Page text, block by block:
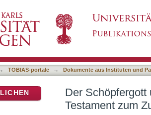
von Schöpfung und Heil
TOBIAS-portale → Dokumente aus Instituten und
Der Schöpfergott
Testament zum